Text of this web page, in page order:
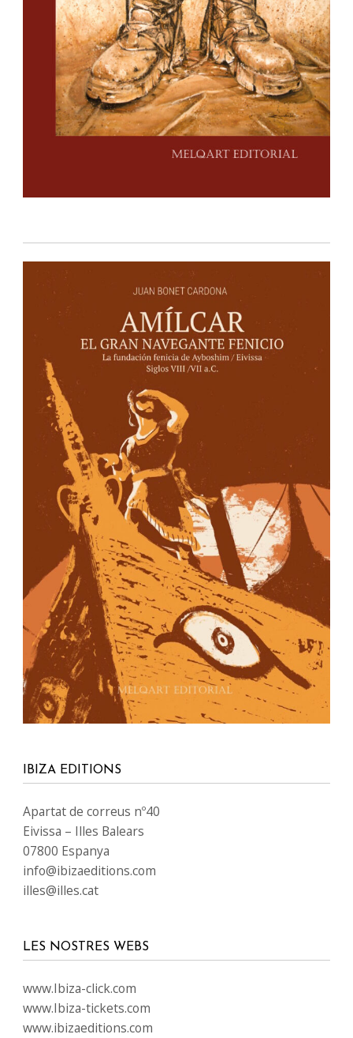
IBIZA EDITIONS
Apartat de correus nº40
Eivissa – Illes Balears
07800 Espanya
info@ibizaeditions.com
illes@illes.cat
LES NOSTRES WEBS
www.Ibiza-click.com
www.Ibiza-tickets.com
www.ibizaeditions.com